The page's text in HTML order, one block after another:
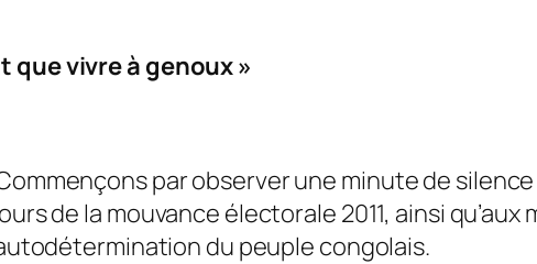
que vivre à genoux »
par observer une minute de
de la mouvance électorale 2011, ainsi
du peuple congolais.